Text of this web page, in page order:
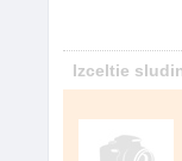
Izceltie